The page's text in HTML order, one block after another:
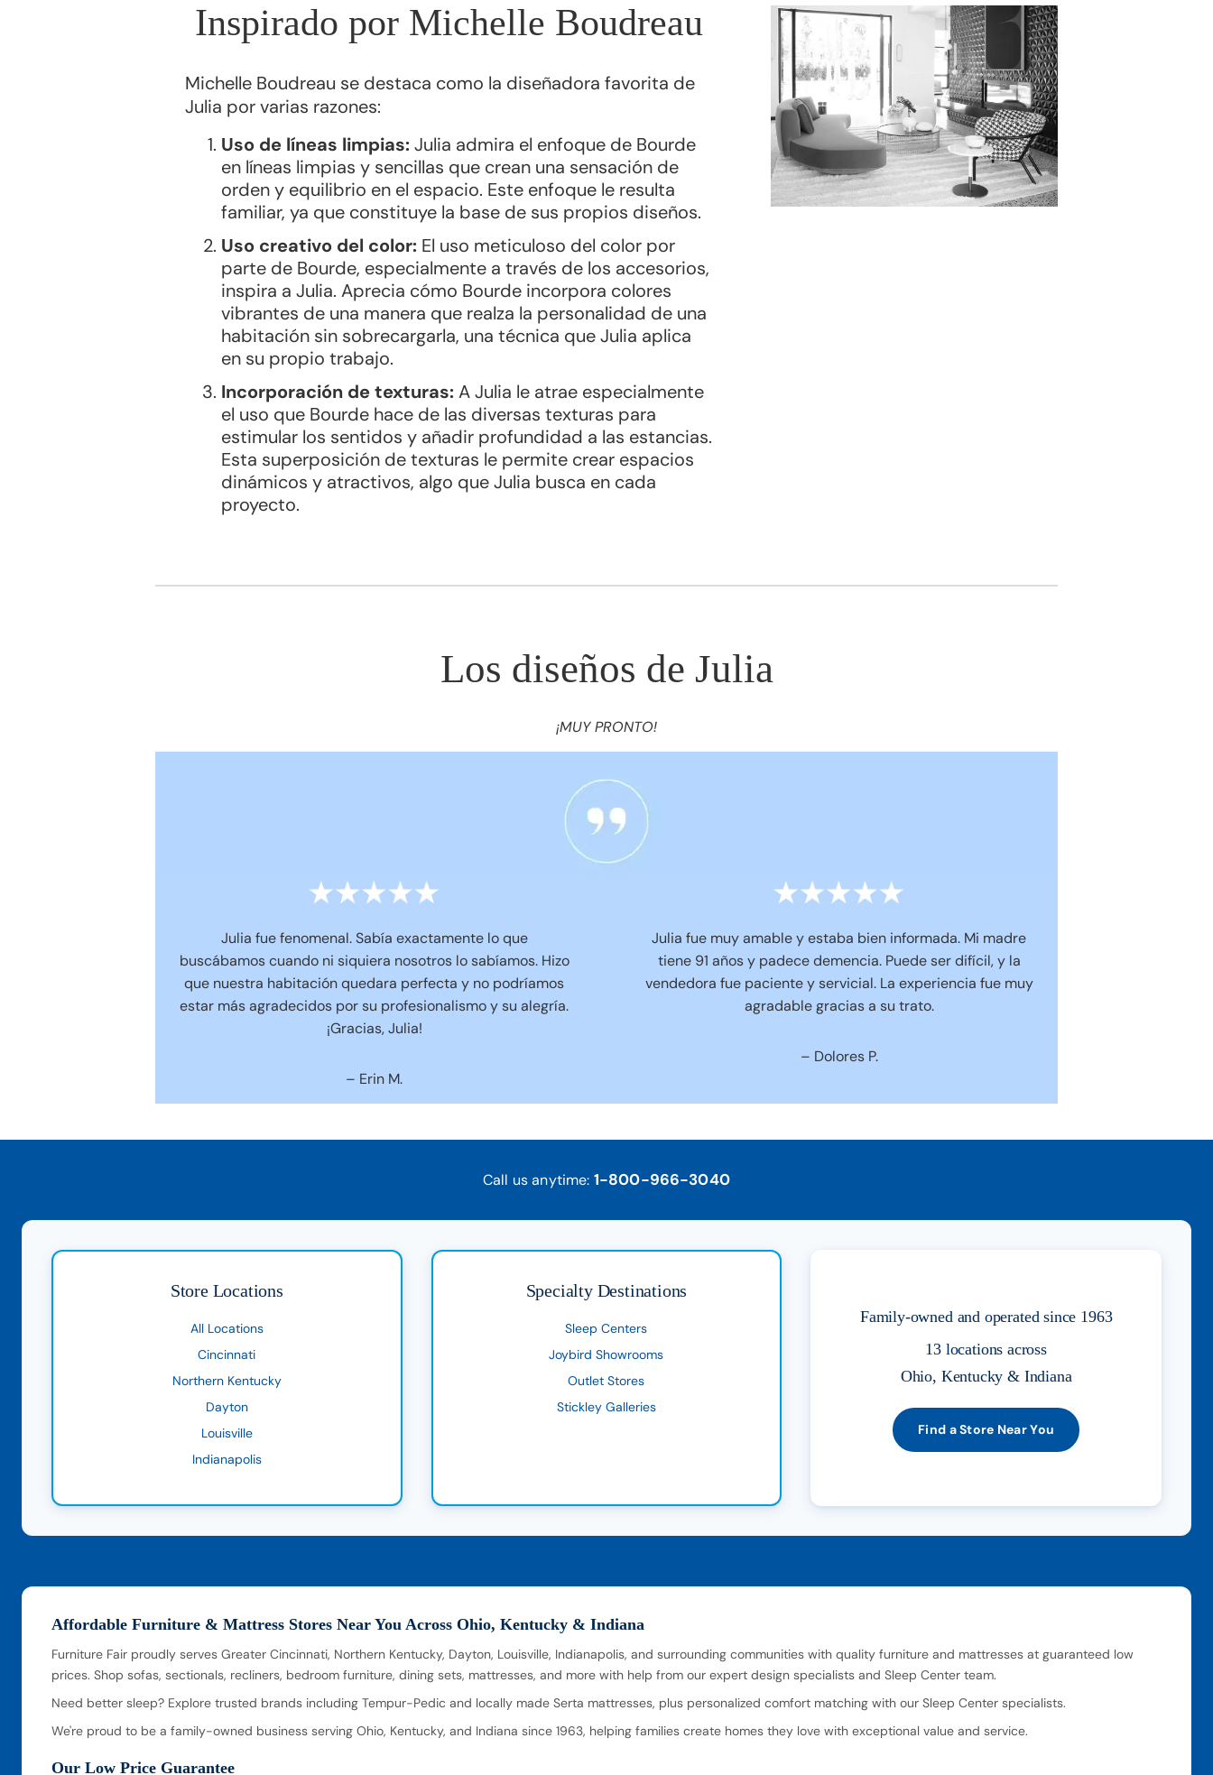
Inspirado por Michelle Boudreau
Michelle Boudreau se destaca como la diseñadora favorita de
Julia por varias razones:
Uso de líneas limpias: Julia admira el enfoque de Bourde
en líneas limpias y sencillas que crean una sensación de
orden y equilibrio en el espacio. Este enfoque le resulta
familiar, ya que constituye la base de sus propios diseños.
Uso creativo del color: El uso meticuloso del color por
parte de Bourde, especialmente a través de los accesorios,
inspira a Julia. Aprecia cómo Bourde incorpora colores
vibrantes de una manera que realza la personalidad de una
habitación sin sobrecargarla, una técnica que Julia aplica
en su propio trabajo.
Incorporación de texturas: A Julia le atrae especialmente
el uso que Bourde hace de las diversas texturas para
estimular los sentidos y añadir profundidad a las estancias.
Esta superposición de texturas le permite crear espacios
dinámicos y atractivos, algo que Julia busca en cada
proyecto.
Los diseños de Julia
¡MUY PRONTO!
Julia fue fenomenal. Sabía exactamente lo que
buscábamos cuando ni siquiera nosotros lo sabíamos. Hizo
que nuestra habitación quedara perfecta y no podríamos
estar más agradecidos por su profesionalismo y su alegría.
¡Gracias, Julia!
– Erin M.
Julia fue muy amable y estaba bien informada. Mi madre
tiene 91 años y padece demencia. Puede ser difícil, y la
vendedora fue paciente y servicial. La experiencia fue muy
agradable gracias a su trato.
– Dolores P.
Call us anytime: 1-800-966-3040
Store Locations
All Locations
Cincinnati
Northern Kentucky
Dayton
Louisville
Indianapolis
Specialty Destinations
Sleep Centers
Joybird Showrooms
Outlet Stores
Stickley Galleries
Family-owned and operated since 1963
13 locations across
Ohio, Kentucky & Indiana
Find a Store Near You
Affordable Furniture & Mattress Stores Near You Across Ohio, Kentucky & Indiana
Furniture Fair proudly serves Greater Cincinnati, Northern Kentucky, Dayton, Louisville, Indianapolis, and surrounding communities with quality furniture and mattresses at guaranteed low
prices. Shop sofas, sectionals, recliners, bedroom furniture, dining sets, mattresses, and more with help from our expert design specialists and Sleep Center team.
Need better sleep? Explore trusted brands including Tempur-Pedic and locally made Serta mattresses, plus personalized comfort matching with our Sleep Center specialists.
We're proud to be a family-owned business serving Ohio, Kentucky, and Indiana since 1963, helping families create homes they love with exceptional value and service.
Our Low Price Guarantee